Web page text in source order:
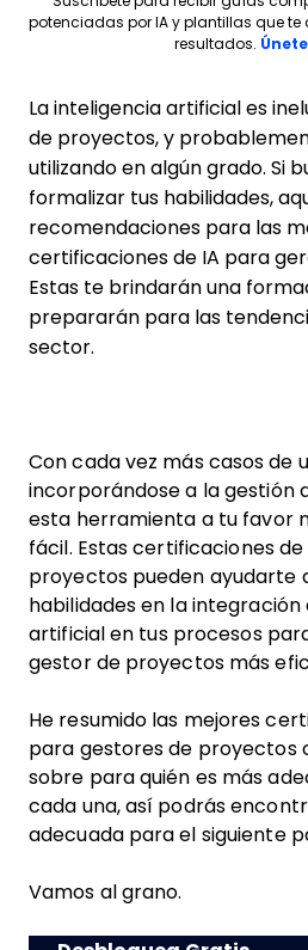
potenciadas por IA y plantillas que
resultados.
La inteligencia artificial es
de proyectos, y
utilizando en algún grado. Si
formalizar tus habilidades,
recomendaciones para las
certificaciones de IA para
Estas te brindarán una
prepararán para las
sector.
Con cada vez más casos de
incorporándose a la gestión
esta herramienta a tu favor
fácil. Estas certificaciones
proyectos pueden ayudarte
habilidades en la
artificial en tus procesos
gestor de proyectos más
He resumido las mejores
para gestores de proyectos
sobre para quién es más
cada una, así podrás
adecuada para el siguiente
Vamos al grano.